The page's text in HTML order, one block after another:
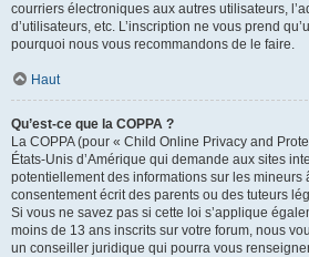
courriers électroniques aux autres utilisateurs,
d’utilisateurs, etc. L’inscription ne vous prend
pourquoi nous vous recommandons de le faire.
Haut
Qu’est-ce que la COPPA ?
La COPPA (pour « Child Online Privacy and
États-Unis d’Amérique qui demande aux sites
potentiellement des informations sur les mineurs
consentement écrit des parents ou des tuteurs
Si vous ne savez pas si cette loi s’applique
moins de 13 ans inscrits sur votre forum, nous
un conseiller juridique qui pourra vous